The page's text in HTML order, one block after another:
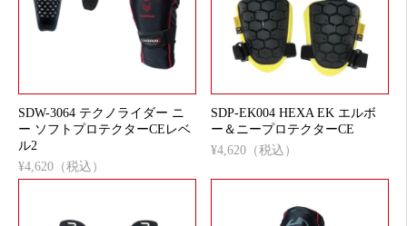
SDW-3064 テクノライダー ニ
ー ソフトプロテクターCEレベ
ル2
¥4,620（税込）
SDP-EK004 HEXA EK エルボ
ー＆ニープロテクターCE
¥4,620（税込）